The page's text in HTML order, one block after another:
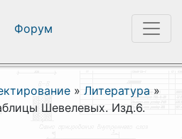
Форум
» Литература »
Шевелевых. Изд.6.